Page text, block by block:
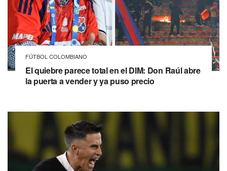
FÚTBOL COLOMBIANO
El quiebre parece total en el DIM: Don Raúl abre
la puerta a vender y ya puso precio